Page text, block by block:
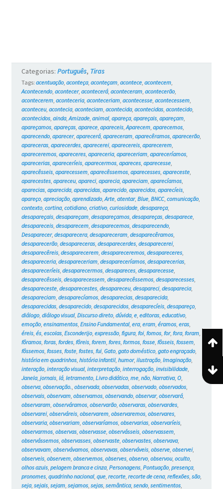
Categorias: Português, Tiras
Tags: acentuação, aconteça, aconteçam, acontece, acontecem,
Acontecendo, acontecer, acontecerá, aconteceram, acontecerão,
acontecerem, aconteceria, aconteceriam, acontecesse, acontecessem,
aconteceu, acontecia, aconteciam, acontecida, acontecidas, acontecido,
acontecidos, ainda,Amizade, animal, apareça, apareçais, apareçam,
apareçamos, apareças, aparece, apareceis,Aparecem, aparecemos,
aparecendo, aparecer, aparecerá, apareceram, aparecêramos, aparecerão,
apareceras, aparecerdes, aparecerei, aparecereis, aparecerem,
apareceremos, apareceres, apareceria, apareceriam, apareceríamos,
aparecerias, apareceríeis, aparecermos, apareces, aparecesse,
aparecêsseis, aparecessem, aparecêssemos, aparecesses, apareceste,
aparecestes, apareceu, apareci, aparecia, apareciam, aparecíamos,
aparecias, aparecida, aparecidas, aparecido, aparecidos, aparecíeis,
apareço, apreciação, aprendizado,Arte, atentar, Blue, BNCC, comunicação,
contexto, cortina, cotidiano, criativo, curiosidade, desapareça,
desapareçais, desapareçam, desapareçamos, desapareças, desaparece,
desapareceis, desaparecem, desaparecemos, desaparecendo,
Desaparecer, desaparecera, desapareceram, desaparecêramos,
desaparecerão, desapareceras, desaparecerdes, desaparecerei,
desaparecêreis, desaparecerem, desapareceremos, desapareceres,
desapareceria, desapareceriam, desapareceríamos, desaparecerias,
desapareceríeis, desaparecermos, desapareces, desaparecesse,
desaparecêsseis, desaparecessem, desaparecêssemos, desaparecesses,
desapareceste, desaparecestes, desapareceu, desapareci, desaparecia,
desapareciam, desaparecíamos, desaparecias, desaparecida,
desaparecidas, desaparecido, desaparecidos, desaparecíeis, desapareço,
diálogo, diálogo visual, Discurso direto, dúvida, e, editoras, educativo,
emoção, ensinamentos, Ensino Fundamental, era, eram, éramos, eras,
éreis, és, escolas, Esconderijo, expressão, figura, foi, fomos, for, fora, foram,
fôramos, foras, fordes, fôreis, forem, fores, formos, fosse, fôsseis, fossem,
fôssemos, fosses, foste, fostes, fui, Gato, gato doméstico, gato engraçado,
história em quadrinhos, história infantil, humor, ilustração, Imaginação,
interação, interação visual, interpretação, interrogação, invisibilidade,
Janela, jornais, lá, letramento, Livro didático, me, não, Narrativa, O,
observa, observação., observada, observadas, observado, observados,
observais, observam, observamos, observando, observar, observará,
observaram, observáramos, observarão, observaras, observardes,
observarei, observáreis, observarem, observaremos, observares,
observaria, observariam, observaríamos, observarias, observaríeis,
observarmos, observas, observasse, observásseis, observassem,
observássemos, observasses, observaste, observastes, observava,
observavam, observávamos, observavas, observáveis, observe, observei,
observeis, observem, observemos, observes, observo, observou, oculto,
olhos azuis, pelagem branca e cinza, Personagens, Pontuação, presença,
pronomes, quadrinho nacional, que, recorte, recorte de cena, reflexões, são,
seja, sejais, sejam, sejamos, sejas, semântica, sendo, sentimentos,